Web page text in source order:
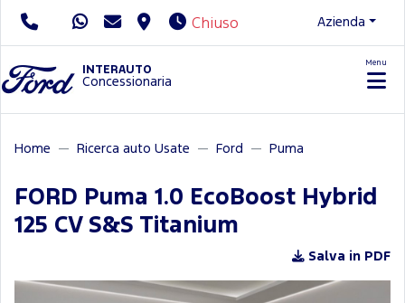
Chiuso Azienda
INTERAUTO
Concessionaria
Menu
Home Ricerca auto Usate Ford Puma
FORD Puma 1.0 EcoBoost Hybrid
125 CV S&S Titanium
Salva in PDF